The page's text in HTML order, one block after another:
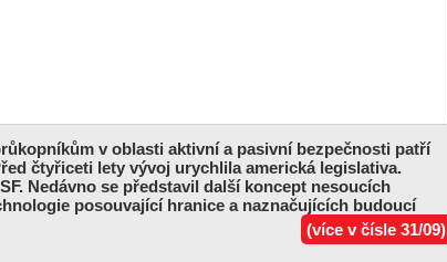
v oblasti aktivní a pasivní bezpečnosti patří
čtyřiceti lety vývoj urychlila americká legislativa.
Nedávno se představil další koncept nesoucích
posouvající hranice a naznačujících budoucí
(více v čísle 31/09)